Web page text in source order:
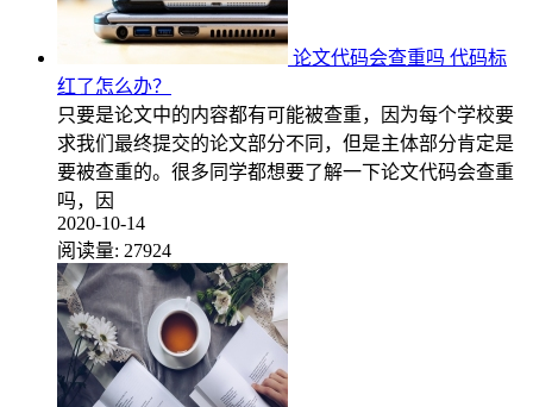
论文代码会查重吗 代码标
红了怎么办？
只要是论文中的内容都有可能被查重，因为每个学校要
求我们最终提交的论文部分不同，但是主体部分肯定是
要被查重的。很多同学都想要了解一下论文代码会查重
吗，因
2020-10-14
阅读量: 27924